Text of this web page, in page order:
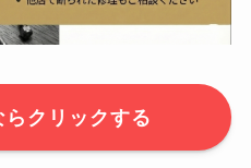
クリックする